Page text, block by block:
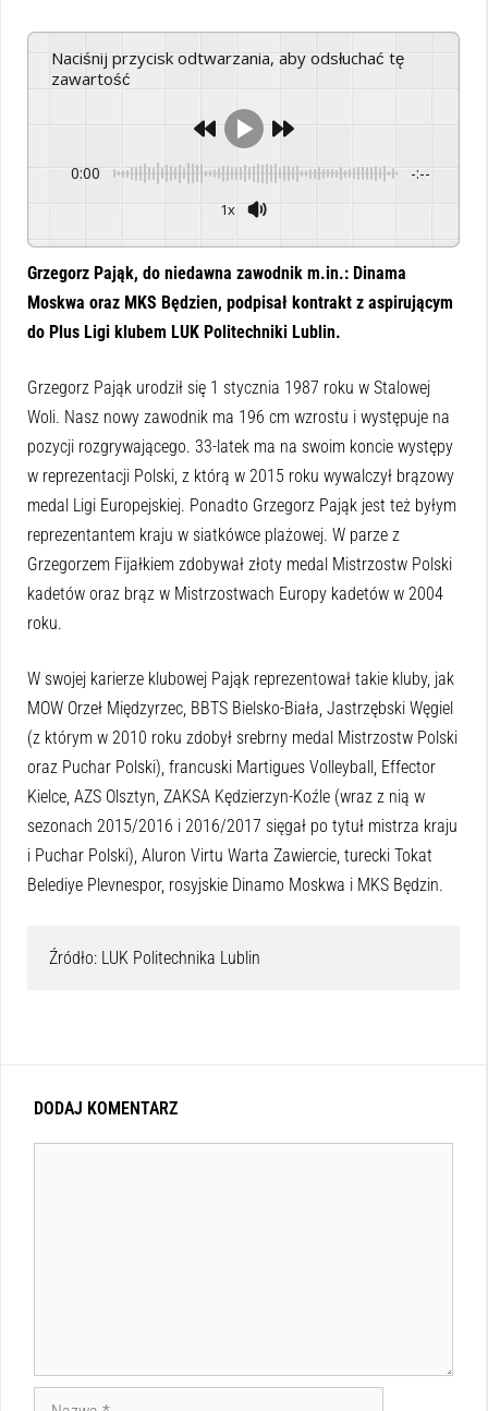
Naciśnij przycisk odtwarzania, aby odsłuchać tę
zawartość
0:00 -:--
1x
Grzegorz Pająk, do niedawna zawodnik m.in.: Dinama
Moskwa oraz MKS Będzien, podpisał kontrakt z aspirującym
do Plus Ligi klubem LUK Politechniki Lublin.
Grzegorz Pająk urodził się 1 stycznia 1987 roku w Stalowej
Woli. Nasz nowy zawodnik ma 196 cm wzrostu i występuje na
pozycji rozgrywającego. 33-latek ma na swoim koncie występy
w reprezentacji Polski, z którą w 2015 roku wywalczył brązowy
medal Ligi Europejskiej. Ponadto Grzegorz Pająk jest też byłym
reprezentantem kraju w siatkówce plażowej. W parze z
Grzegorzem Fijałkiem zdobywał złoty medal Mistrzostw Polski
kadetów oraz brąz w Mistrzostwach Europy kadetów w 2004
roku.
W swojej karierze klubowej Pająk reprezentował takie kluby, jak
MOW Orzeł Międzyrzec, BBTS Bielsko-Biała, Jastrzębski Węgiel
(z którym w 2010 roku zdobył srebrny medal Mistrzostw Polski
oraz Puchar Polski), francuski Martigues Volleyball, Effector
Kielce, AZS Olsztyn, ZAKSA Kędzierzyn-Koźle (wraz z nią w
sezonach 2015/2016 i 2016/2017 sięgał po tytuł mistrza kraju
i Puchar Polski), Aluron Virtu Warta Zawiercie, turecki Tokat
Belediye Plevnespor, rosyjskie Dinamo Moskwa i MKS Będzin.
Źródło: LUK Politechnika Lublin
DODAJ KOMENTARZ